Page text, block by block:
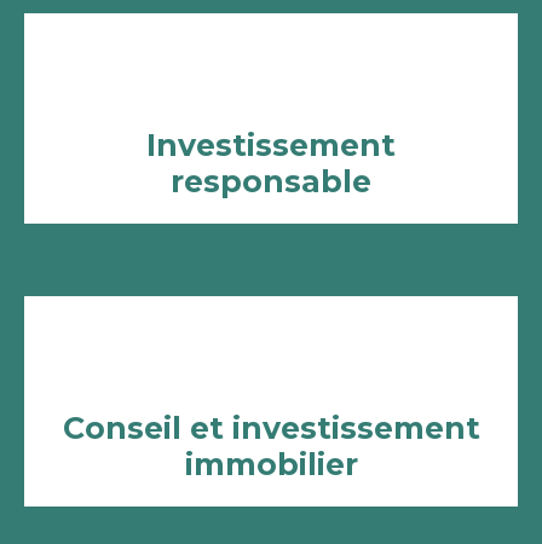
Investissement
responsable
Conseil et investissement
immobilier